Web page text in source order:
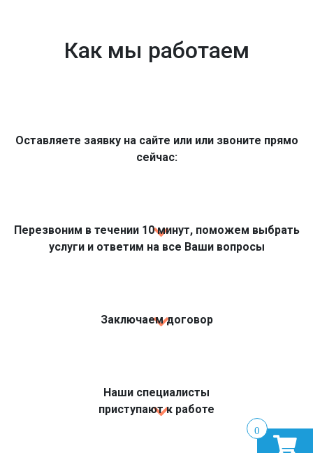
Как мы работаем
Оставляете заявку на сайте или или звоните прямо
сейчас:
Перезвоним в течении 10 минут, поможем выбрать
услуги и ответим на все Ваши вопросы
Заключаем договор
Наши специалисты
приступают к работе
0